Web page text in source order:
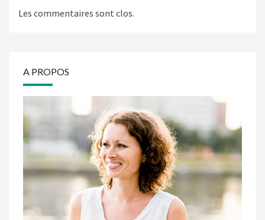
Les commentaires sont clos.
A PROPOS